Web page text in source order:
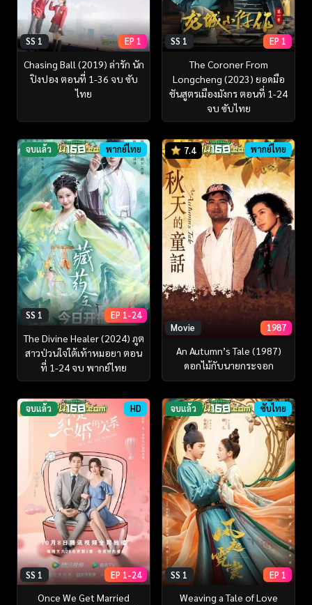
SS 1 EP 1
Chasing Ball (2019) ล่ารัก นัก
ปิงปอง ตอนที่ 1-36 จบ ซับ
ไทย
SS 1 EP 1
The Coroner From
Longcheng (2023) ยอดมือ
ชันสูตรเมืองมังกร ตอนที่ 1-24
จบ ซับไทย
จบแล้ว พากย์ไทย
SS 1 EP 1-24
The Divine Healer (2024) ภูต
สาวป่วนใจใต้เท้าหมอยา ตอน
ที่ 1-24 จบ พากย์ไทย
7.4 พากย์ไทย
Movie 1987
An Autumn’s Tale (1987)
ดอกไม้กับนายกระจอก
จบแล้ว HD
SS 1 EP 1-24
Once We Get Married
จบแล้ว ซับไทย
SS 1 EP 1
Weaving a Tale of Love